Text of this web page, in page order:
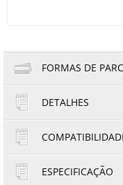
FORMAS DE
1x de R$790,00
2x de R$395,00
3x de R$263,33
DETALHES
ESPECIFICAÇÃO